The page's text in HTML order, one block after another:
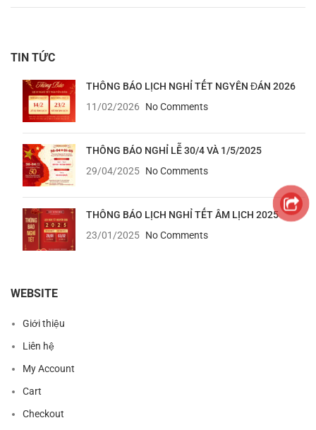
TIN TỨC
THÔNG BÁO LỊCH NGHỈ TẾT NGYÊN ĐÁN 2026
11/02/2026
No Comments
THÔNG BÁO NGHỈ LỄ 30/4 VÀ 1/5/2025
29/04/2025 No Comments
THÔNG BÁO LỊCH NGHỈ TẾT ÂM LỊCH 2025
23/01/2025 No Comments
WEBSITE
Giới thiệu
Liên hệ
My Account
Cart
Checkout